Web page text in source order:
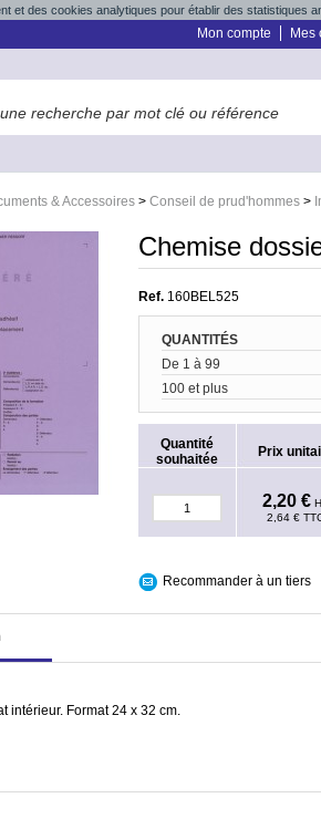
et des cookies analytiques pour établir des statistiques
Mon compte Mes
& Accessoires > Conseil de prud'hommes >
Chemise
Ref. 160BEL525
QUANTITÉS
De 1 à 99
100 et plus
Quantité
souhaitée
Prix
2,20 €
2,64 €
Recommander à un tiers
intérieur. Format 24 x 32 cm.